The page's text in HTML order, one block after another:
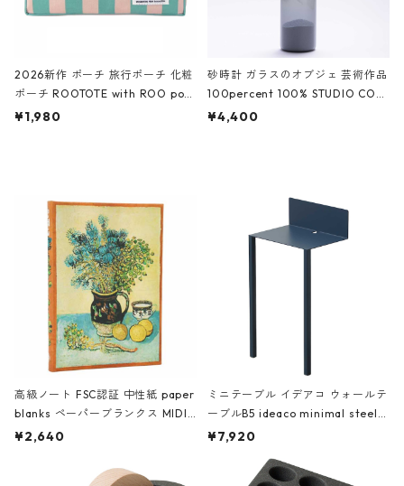
2026新作 ポーチ 旅行ポーチ 化粧
ポーチ ROOTOTE with ROO pou
ch 3532 ルートート WR.ポーチ.ラ
¥1,980
砂時計 ガラスのオブジェ 芸術作品
100percent 100% STUDIO COH
AKU Timeless 100パーセント ス
¥4,400
高級ノート FSC認証 中性紙 paper
blanks ペーパーブランクス MIDI
ハードカバー 罫線 ヴァン・ゴッホ
¥2,640
ミニテーブル イデアコ ウォールテ
ーブルB5 ideaco minimal steel f
urniture WALL Table B5 ネイビー
¥7,920